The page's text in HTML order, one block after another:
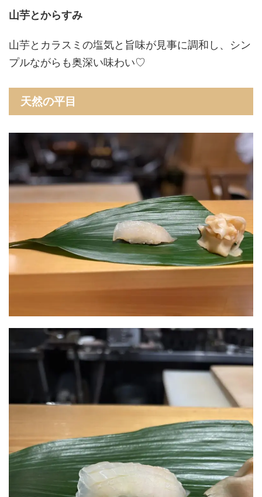
山芋とからすみ
山芋とカラスミの塩気と旨味が見事に調和し、シン
プルながらも奥深い味わい♡
天然の平目